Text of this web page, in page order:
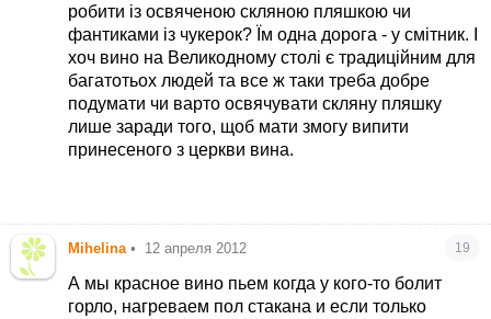
робити із освяченою скляною пляшкою чи
фантиками із чукерок? Їм одна дорога - у смітник. І
хоч вино на Великодному столі є традиційним для
багатотьох людей та все ж таки треба добре
подумати чи варто освячувати скляну пляшку
лише заради того, щоб мати змогу випити
принесеного з церкви вина.
Mihelina • 12 апреля 2012 19
А мы красное вино пьем когда у кого-то болит
горло, нагреваем пол стакана и если только